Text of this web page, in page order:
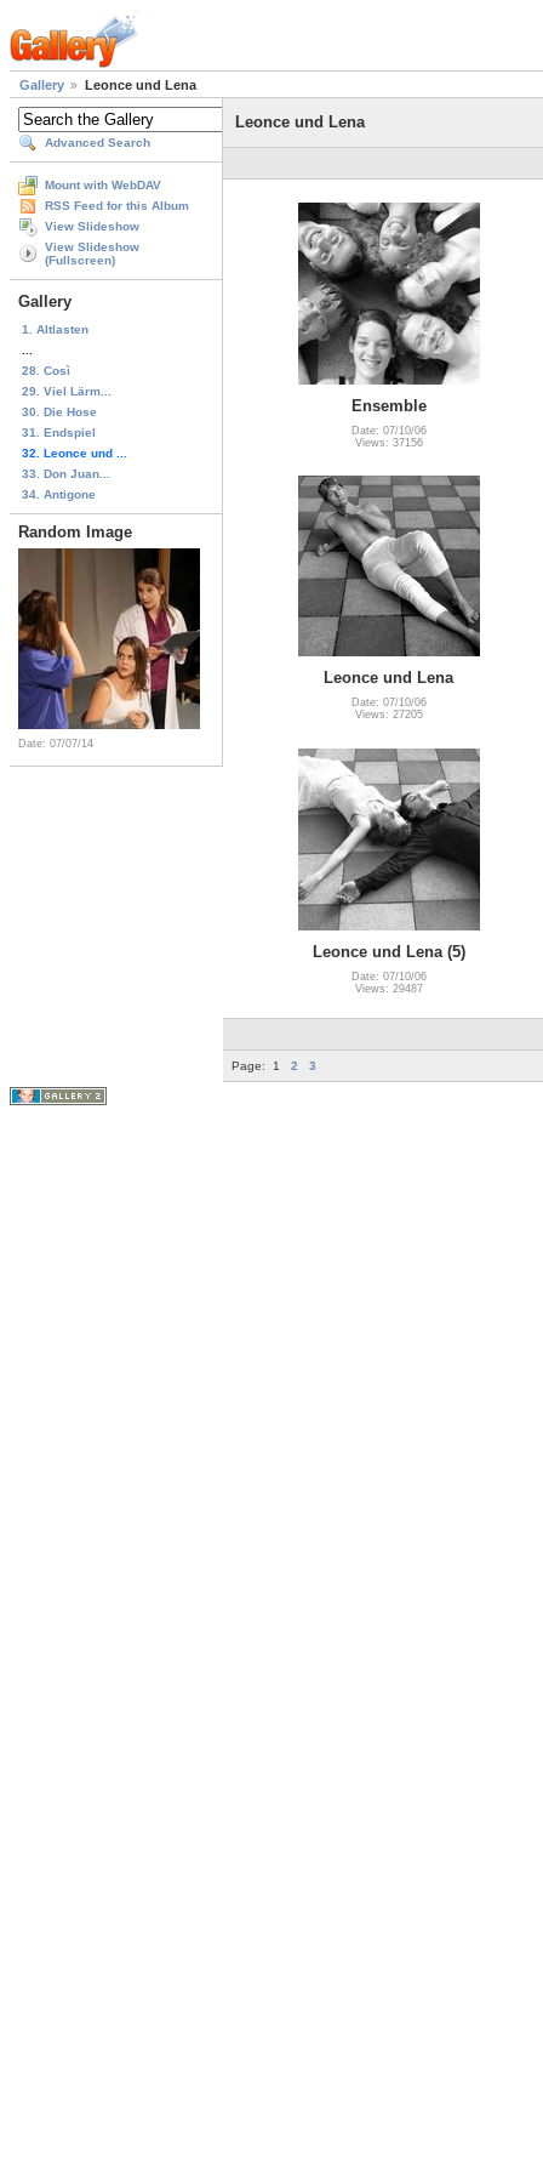
Gallery Leonce und Lena
Advanced Search
Mount with WebDAV
RSS Feed for this Album
View Slideshow
View Slideshow
(Fullscreen)
Gallery
1. Altlasten
28. Così
29. Viel Lärm...
30. Die Hose
31. Endspiel
32. Leonce und ...
33. Don Juan...
34. Antigone
Random Image
Date: 07/07/14
Leonce und Lena
Ensemble
Date: 07/10/06
Views: 37156
Leonce und Lena
Date: 07/10/06
Views: 27205
Leonce und Lena (5)
Date: 07/10/06
Views: 29487
Page: 1 2 3